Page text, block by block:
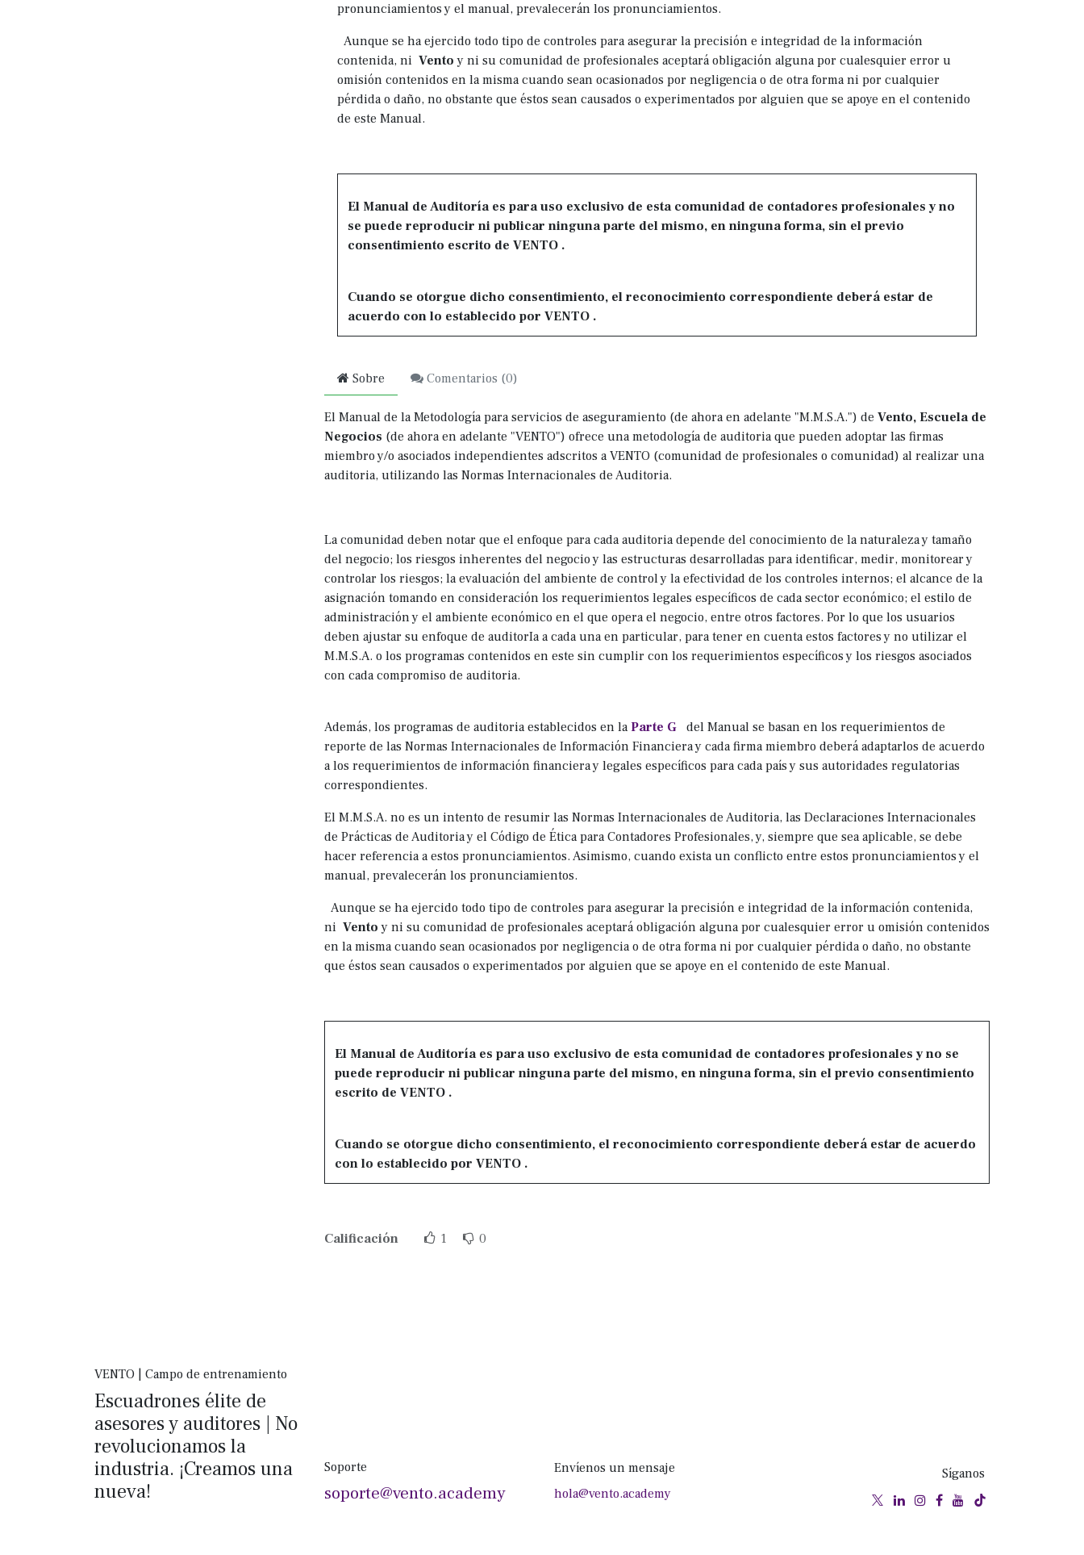
pronunciamientos y el manual, prevalecerán los pronunciamientos.
Aunque se ha ejercido todo tipo de controles para asegurar la precisión e integridad de la información
contenida, ni Ventoy ni su comunidad de profesionales aceptará obligación alguna por cualesquier error u
omisión contenidos en la misma cuando sean ocasionados por negligencia o de otra forma ni por cualquier
pérdida o daño, no obstante que éstos sean causados o experimentados por alguien que se apoye en el contenido
de este Manual.
El Manual de Auditoría es para uso exclusivo de esta comunidad de contadores profesionales y no
se puede reproducir ni publicar ninguna parte del mismo, en ninguna forma, sin el previo
consentimiento escrito de VENTO .
Cuando se otorgue dicho consentimiento, el reconocimiento correspondiente deberá estar de
acuerdo con lo establecido por VENTO .
Sobre Comentarios (0)
El Manual de la Metodología para servicios de aseguramiento (de ahora en adelante "M.M.S.A.") de Vento, Escuela de
Negocios (de ahora en adelante "VENTO") ofrece una metodología de auditoria que pueden adoptar las firmas
miembro y/o asociados independientes adscritos a VENTO (comunidad de profesionales o comunidad) al realizar una
auditoria, utilizando las Normas Internacionales de Auditoria.
La comunidad deben notar que el enfoque para cada auditoria depende del conocimiento de la naturaleza y tamaño
del negocio; los riesgos inherentes del negocio y las estructuras desarrolladas para identificar, medir, monitorear y
controlar los riesgos; la evaluación del ambiente de control y la efectividad de los controles internos; el alcance de la
asignación tomando en consideración los requerimientos legales específicos de cada sector económico; el estilo de
administración y el ambiente económico en el que opera el negocio, entre otros factores. Por lo que los usuarios
deben ajustar su enfoque de auditorIa a cada una en particular, para tener en cuenta estos factores y no utilizar el
M.M.S.A. o los programas contenidos en este sin cumplir con los requerimientos específicos y los riesgos asociados
con cada compromiso de auditoria.
Además, los programas de auditoria establecidos en la Parte G del Manual se basan en los requerimientos de
reporte de las Normas Internacionales de Información Financiera y cada firma miembro deberá adaptarlos de acuerdo
a los requerimientos de información financiera y legales específicos para cada país y sus autoridades regulatorias
correspondientes.
El M.M.S.A. no es un intento de resumir las Normas Internacionales de Auditoria, las Declaraciones Internacionales
de Prácticas de Auditoria y el Código de Ética para Contadores Profesionales, y, siempre que sea aplicable, se debe
hacer referencia a estos pronunciamientos. Asimismo, cuando exista un conflicto entre estos pronunciamientos y el
manual, prevalecerán los pronunciamientos.
Aunque se ha ejercido todo tipo de controles para asegurar la precisión e integridad de la información contenida,
ni Ventoy ni su comunidad de profesionales aceptará obligación alguna por cualesquier error u omisión contenidos
en la misma cuando sean ocasionados por negligencia o de otra forma ni por cualquier pérdida o daño, no obstante
que éstos sean causados o experimentados por alguien que se apoye en el contenido de este Manual.
El Manual de Auditoría es para uso exclusivo de esta comunidad de contadores profesionales y no se
puede reproducir ni publicar ninguna parte del mismo, en ninguna forma, sin el previo consentimiento
escrito de VENTO .
Cuando se otorgue dicho consentimiento, el reconocimiento correspondiente deberá estar de acuerdo
con lo establecido por VENTO .
Calificación 1 0
VENTO | Campo de entrenamiento
Escuadrones élite de
asesores y auditores | No
revolucionamos la
industria. ¡Creamos una
nueva!
Soporte
soporte@vento.academy
Envíenos un mensaje
hola@vento.academy
Síganos